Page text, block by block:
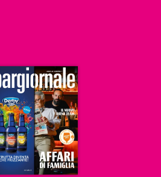
Ristoranti
Hoteldomani